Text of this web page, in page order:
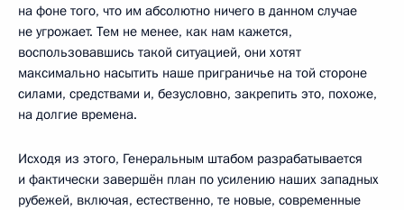
на фоне того, что им абсолютно ничего в данном случае
не угрожает. Тем не менее, как нам кажется,
воспользовавшись такой ситуацией, они хотят
максимально насытить наше приграничье на той стороне
силами, средствами и, безусловно, закрепить это, похоже,
на долгие времена.
Исходя из этого, Генеральным штабом разрабатывается
и фактически завершён план по усилению наших западных
рубежей, включая, естественно, те новые, современные